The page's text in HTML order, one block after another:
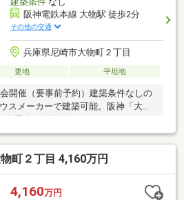
阪神電鉄本線 大物駅 徒歩2分
その他の交通
兵庫県尼崎市大物町２丁目
更地 平坦地
開催（要事前予約）建築条件なしの
スメーカーで建築可能。阪神「大
分圏内に小学校、スーパー、コンビ
町２丁目 4,160万円
4,160万円